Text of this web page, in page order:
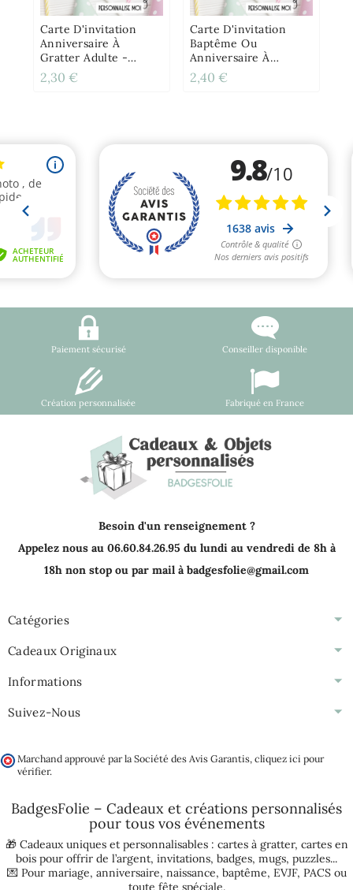
Carte D'invitation
Anniversaire À
Gratter Adulte -
Ballon
2,30 €
Carte D'invitation
Baptême Ou
Anniversaire À
Gratter - Minnie
2,40 €
Paiement sécurisé Conseiller disponible
Création personnalisée Fabriqué en France
Besoin d'un renseignement ?
Appelez nous au 06.60.84.26.95 du lundi au vendredi de 8h à
18h non stop ou par mail à badgesfolie@gmail.com
Catégories
Cadeaux Originaux
Informations
Suivez-Nous
Marchand approuvé par la Société des Avis Garantis, cliquez ici pour
vérifier.
BadgesFolie – Cadeaux et créations personnalisés
pour tous vos événements
🎁 Cadeaux uniques et personnalisables : cartes à gratter, cartes en
bois pour offrir de l’argent, invitations, badges, mugs, puzzles...
💌 Pour mariage, anniversaire, naissance, baptême, EVJF, PACSou
toute fête spéciale.